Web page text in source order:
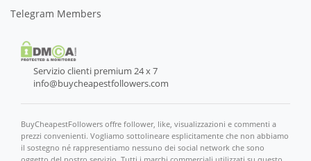
Telegram Members
Servizio clienti premium 24 x 7
info@buycheapestfollowers.com
BuyCheapestFollowers offre follower, like, visualizzazioni e commenti a
prezzi convenienti. Vogliamo sottolineare esplicitamente che non abbiamo
il sostegno né rappresentiamo nessuno dei social network che sono